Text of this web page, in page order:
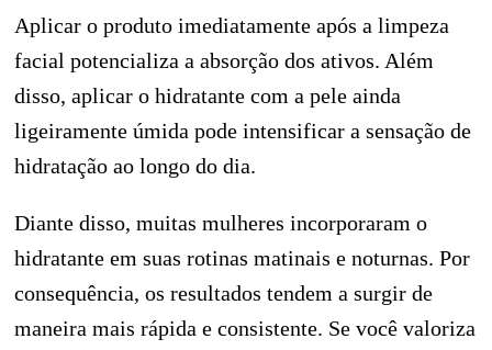
Aplicar o produto imediatamente após a limpeza
facial potencializa a absorção dos ativos. Além
disso, aplicar o hidratante com a pele ainda
ligeiramente úmida pode intensificar a sensação de
hidratação ao longo do dia.
Diante disso, muitas mulheres incorporaram o
hidratante em suas rotinas matinais e noturnas. Por
consequência, os resultados tendem a surgir de
maneira mais rápida e consistente. Se você valoriza